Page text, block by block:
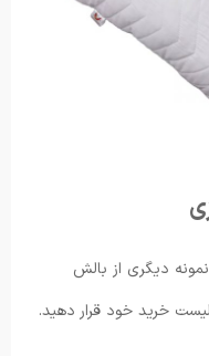
نمونه دیگری از بالش
خرید خود قرار دهید.